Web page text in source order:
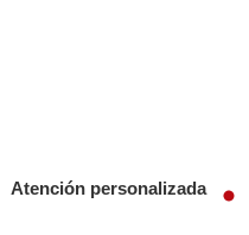
Atención personalizada